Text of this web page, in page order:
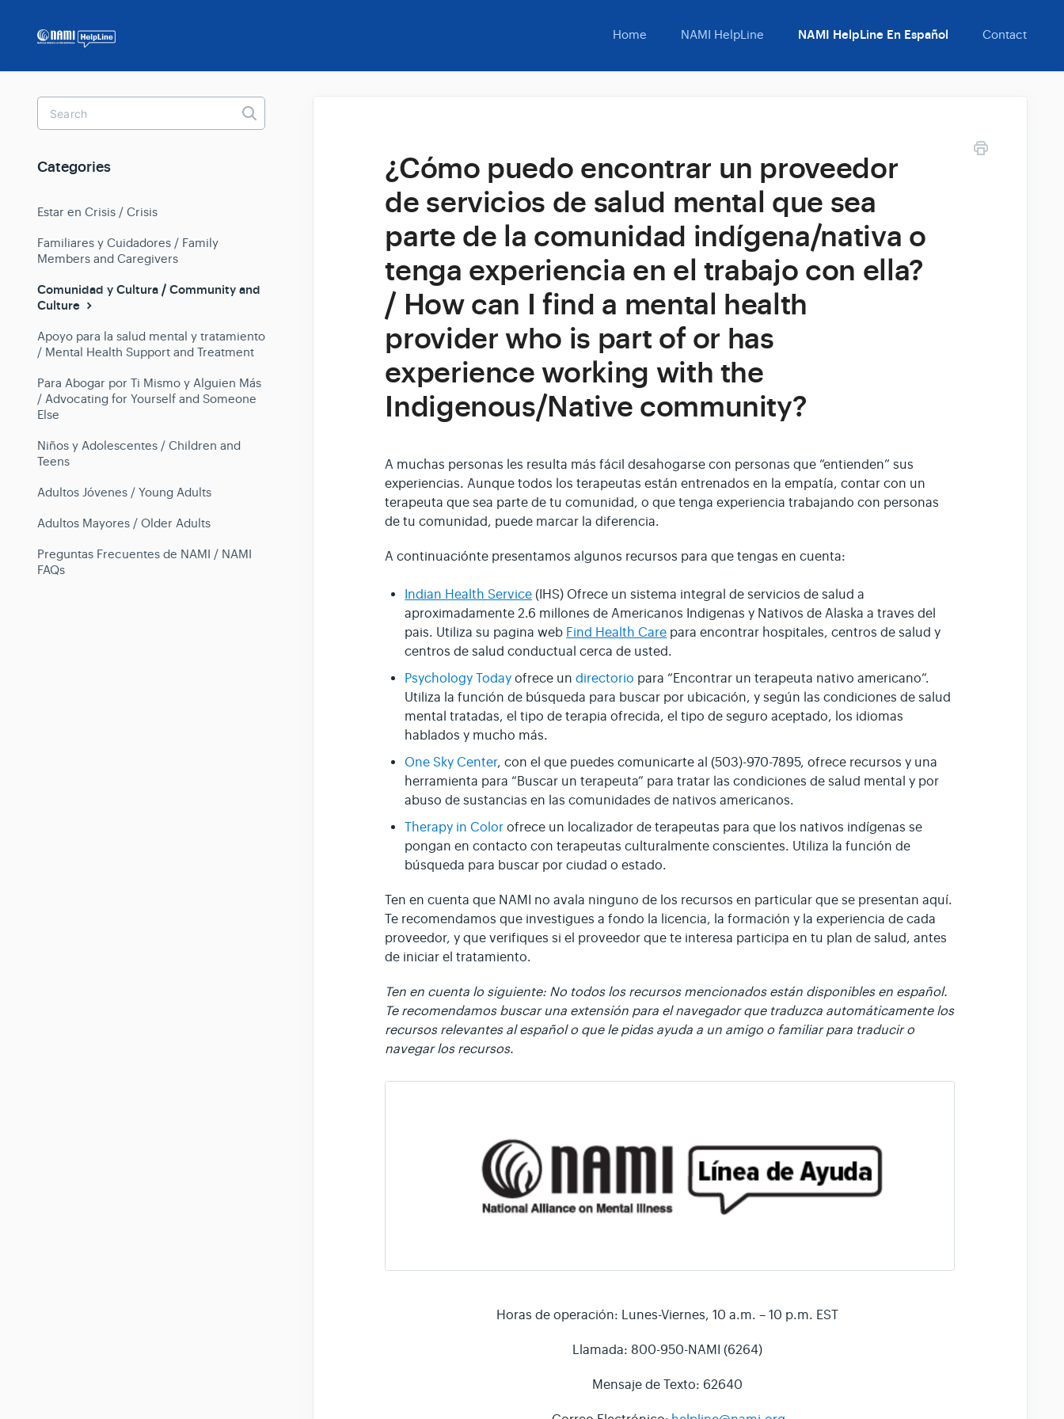
Home NAMI HelpLine NAMI HelpLine En Español Contact
¿Cómo puedo encontrar un proveedor
de servicios de salud mental que sea
parte de la comunidad indígena/nativa o
tenga experiencia en el trabajo con ella?
/ How can I find a mental health
provider who is part of or has
experience working with the
Indigenous/Native community?
A muchas personas les resulta más fácil desahogarse con personas que “entienden” sus
experiencias. Aunque todos los terapeutas están entrenados en la empatía, contar con un
terapeuta que sea parte de tu comunidad, o que tenga experiencia trabajando con personas
de tu comunidad, puede marcar la diferencia.
A continuaciónte presentamos algunos recursos para que tengas en cuenta:
Indian Health Service (IHS) Ofrece un sistema integral de servicios de salud a
aproximadamente 2.6 millones de Americanos Indigenas y Nativos de Alaska a traves del
pais. Utiliza su pagina web Find Health Care para encontrar hospitales, centros de salud y
centros de salud conductual cerca de usted.
Psychology Today ofrece undirectorio para “Encontrar un terapeuta nativo americano”.
Utiliza la función de búsqueda para buscar por ubicación, y según las condiciones de salud
mental tratadas, el tipo de terapia ofrecida, el tipo de seguro aceptado, los idiomas
hablados y mucho más.
One Sky Center, con el que puedes comunicarte al (503)-970-7895, ofrece recursos y una
herramienta para “Buscar un terapeuta” para tratar las condiciones de salud mental y por
abuso de sustancias en las comunidades de nativos americanos.
Therapy in Color ofrece un localizador de terapeutas para que los nativos indígenas se
pongan en contacto con terapeutas culturalmente conscientes. Utiliza la función de
búsqueda para buscar por ciudad o estado.
Ten en cuenta que NAMI no avala ninguno de los recursos en particular que se presentan aquí.
Te recomendamos que investigues a fondo la licencia, la formación y la experiencia de cada
proveedor, y que verifiques si el proveedor que te interesa participa en tu plan de salud, antes
de iniciar el tratamiento.
Ten en cuenta lo siguiente: No todos los recursos mencionados están disponibles en español.
Te recomendamos buscar una extensión para el navegador que traduzca automáticamente los
recursos relevantes al español o que le pidas ayuda a un amigo o familiar para traducir o
navegar los recursos.
Horas de operación: Lunes-Viernes, 10 a.m. – 10 p.m. EST
Llamada: 800-950-NAMI (6264)
Mensaje de Texto: 62640
Toggle
Search
Categories
Estar en Crisis / Crisis
Familiares y Cuidadores / Family
Members and Caregivers
Comunidad y Cultura / Community and
Culture
Apoyo para la salud mental y tratamiento
/ Mental Health Support and Treatment
Para Abogar por Ti Mismo y Alguien Más
/ Advocating for Yourself and Someone
Else
Niños y Adolescentes / Children and
Teens
Adultos Jóvenes / Young Adults
Adultos Mayores / Older Adults
Preguntas Frecuentes de NAMI / NAMI
FAQs